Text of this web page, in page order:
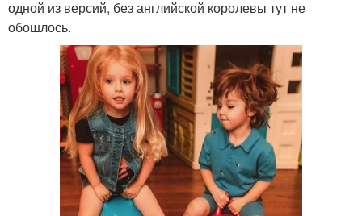
одной из версий, без английской королевы тут не
обошлось.